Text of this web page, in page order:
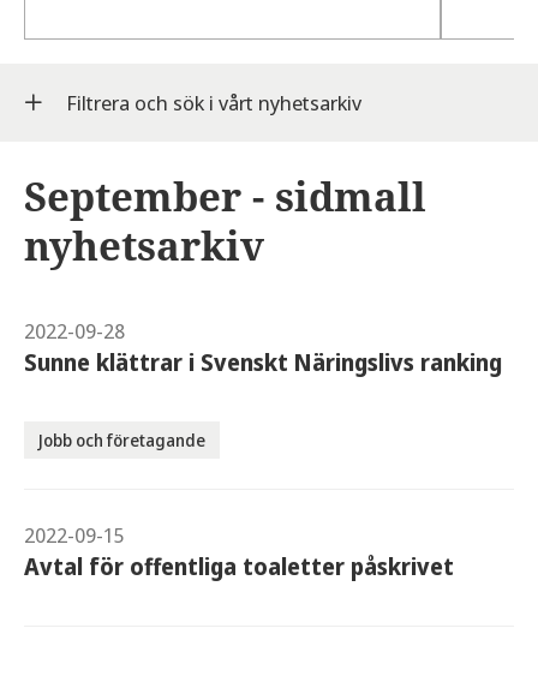
Filtrera och sök i vårt nyhetsarkiv
September - sidmall
nyhetsarkiv
2022-09-28
Sunne klättrar i Svenskt Näringslivs ranking
Jobb och företagande
2022-09-15
Avtal för offentliga toaletter påskrivet